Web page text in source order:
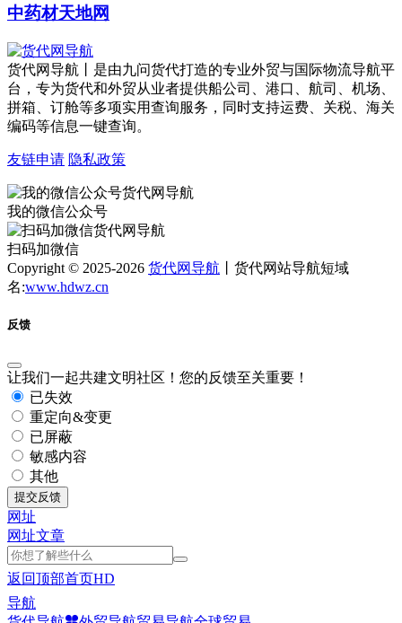
中药材天地网
货代网导航丨是由九问货代打造的专业外贸与国际物流导航平
台，专为货代和外贸从业者提供船公司、港口、航司、机场、
拼箱、订舱等多项实用查询服务，同时支持运费、关税、海关
编码等信息一键查询。
友链申请 隐私政策
我的微信公众号
扫码加微信
Copyright © 2025-2026 货代网导航 丨货代网站导航短域
名:www.hdwz.cn
反馈
让我们一起共建文明社区！您的反馈至关重要！
已失效
重定向&变更
已屏蔽
敏感内容
其他
提交反馈
网址
网址文章
返回顶部首页HD
导航